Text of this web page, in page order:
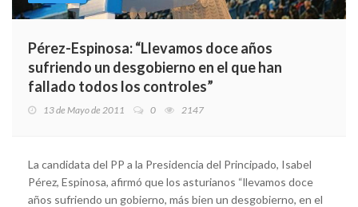
Pérez-Espinosa: “Llevamos doce años
sufriendo un desgobierno en el que han
fallado todos los controles”
13 de Mayo de 2011 0 2147
La candidata del PP a la Presidencia del Principado, Isabel
Pérez, Espinosa, afirmó que los asturianos “llevamos doce
años sufriendo un gobierno, más bien un desgobierno, en el